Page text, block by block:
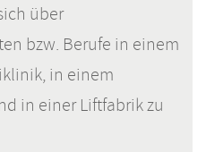
über
bzw. Berufe in einem
in einem
in einer Liftfabrik zu